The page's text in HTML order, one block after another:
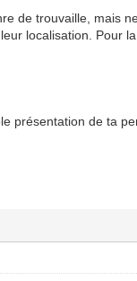
de trouvaille, mais
localisation. Pour
présentation de ta